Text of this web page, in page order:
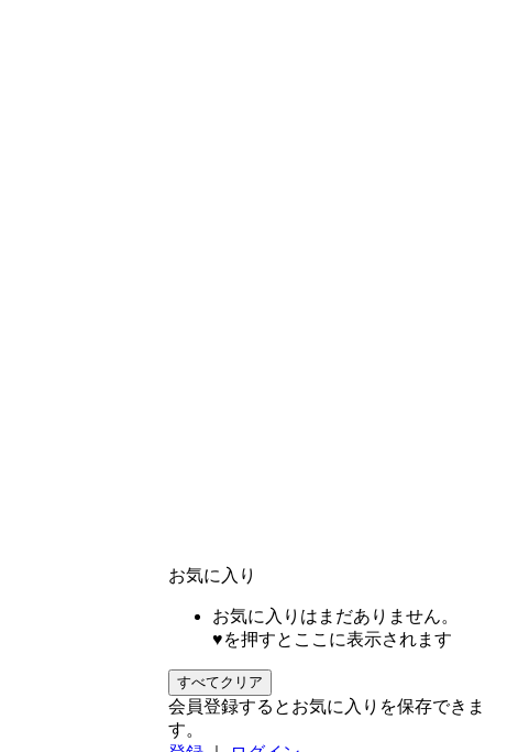
お気に入り
お気に入りはまだありません。
♥を押すとここに表示されます
すべてクリア
会員登録するとお気に入りを保存できま
す。